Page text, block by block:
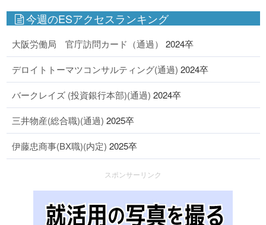
今週のESアクセスランキング
大阪労働局 官庁訪問カード（通過） 2024卒
デロイトトーマツコンサルティング(通過) 2024卒
バークレイズ (投資銀行本部)(通過) 2024卒
三井物産(総合職)(通過) 2025卒
伊藤忠商事(BX職)(内定) 2025卒
スポンサーリンク